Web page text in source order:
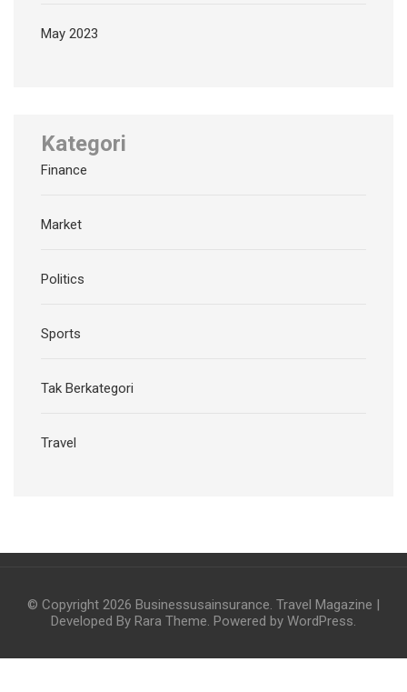
May 2023
Kategori
Finance
Market
Politics
Sports
Tak Berkategori
Travel
© Copyright 2026 Businessusainsurance. Travel Magazine |
Developed By Rara Theme. Powered by WordPress.